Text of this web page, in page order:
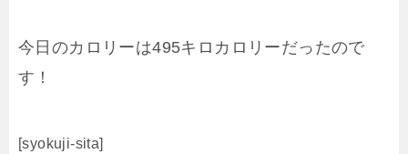
今日のカロリーは495キロカロリーだったので
す！
[syokuji-sita]